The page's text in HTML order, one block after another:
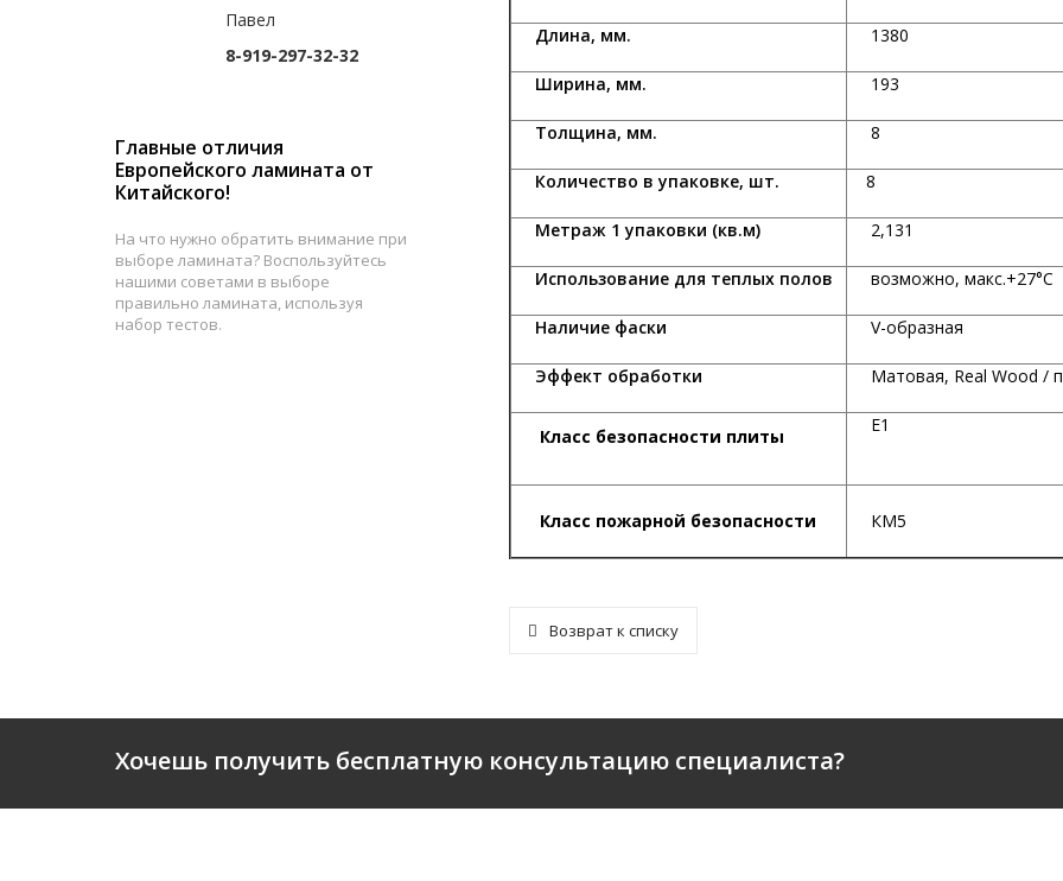
Длина, мм. 1380
Ширина, мм. 193
Толщина, мм. 8
Количество в упаковке, шт. 8
Метраж 1 упаковки (кв.м) 2,131
Использование для теплых полов возможно, макс.+27°С
Наличие фаски V-образная
Эффект обработки Матовая, Real Wood /
Класс безопасности плиты
Е1
Класс пожарной безопасности КМ5
Возврат к списку
Павел
8-919-297-32-32
Главные отличия
Европейского ламината от
Китайского!
На что нужно обратить внимание при
выборе ламината? Воспользуйтесь
нашими советами в выборе
правильно ламината, используя
набор тестов.
Хочешь получить бесплатную консультацию специалиста?